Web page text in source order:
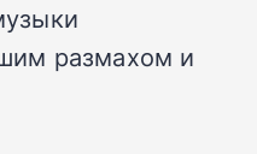
размахом и